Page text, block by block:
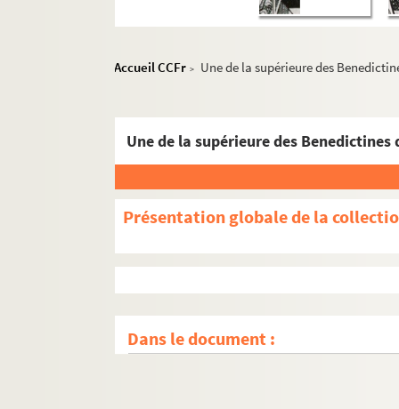
Accueil CCFr > Une de la supérieure des
Une de la supérieure des Benedictines
Présentation globale de la
Dans le document :